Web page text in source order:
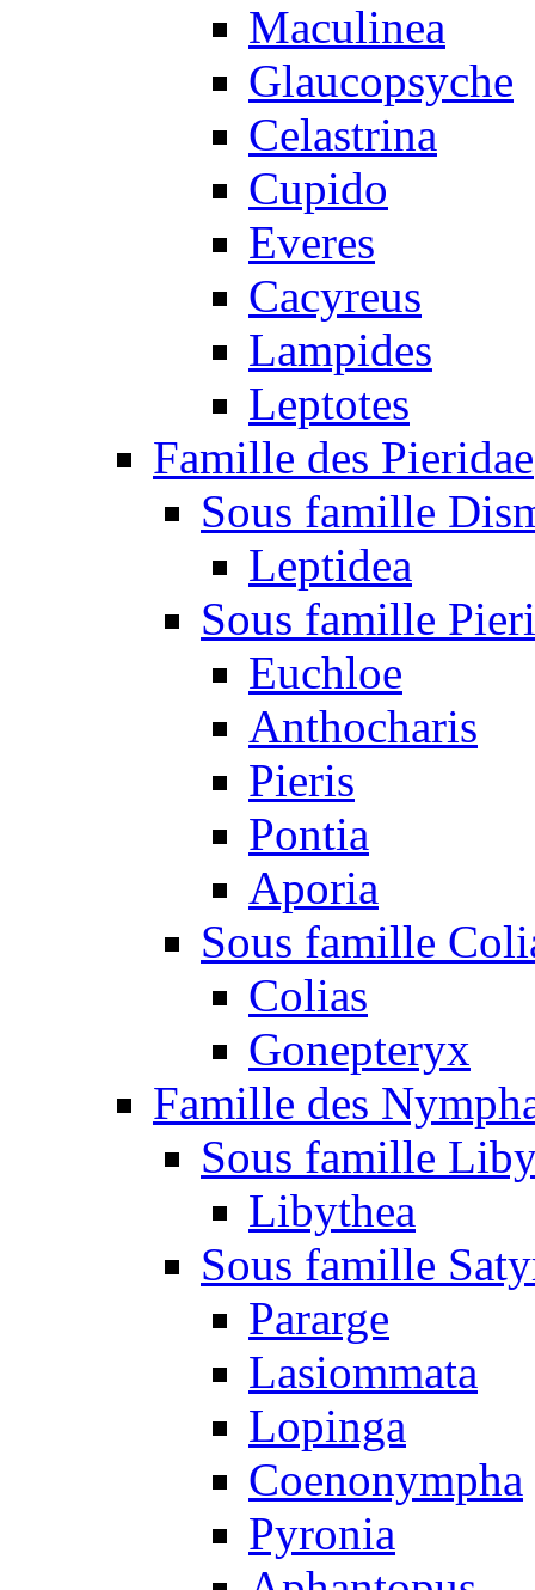
Maculinea
Glaucopsyche
Celastrina
Cupido
Everes
Cacyreus
Lampides
Leptotes
Famille des Pieridae
Sous famille
Leptidea
Sous famille
Euchloe
Anthocharis
Pieris
Pontia
Aporia
Sous famille
Colias
Gonepteryx
Famille des
Sous famille
Libythea
Sous famille
Pararge
Lasiommata
Lopinga
Coenonympha
Pyronia